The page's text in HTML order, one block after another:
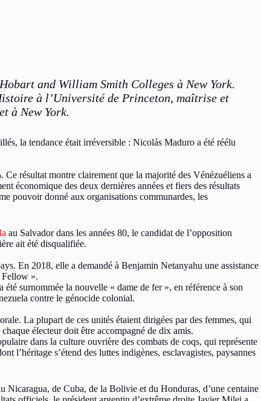
and William Smith Colleges à New York.
à l’Université de Princeton, maîtrise et
à New York.
la tendance était irréversible : Nicolás Maduro a été réélu
résultat montre clairement que la majorité des Vénézuéliens a
économique des deux dernières années et fiers des résultats
pouvoir donné aux organisations communardes, les
au Salvador dans les années 80, le candidat de l’opposition
ait été disqualifiée.
En 2018, elle a demandé à Benjamin Netanyahu une assistance
Fellow ».
surnommée la nouvelle « dame de fer », en référence à son
contre le génocide colonial.
La plupart de ces unités étaient dirigées par des femmes, qui
électeur doit être accompagné de dix amis.
dans la culture ouvrière des combats de coqs, qui représente
l’héritage s’étend des luttes indigènes, esclavagistes, paysannes
Nicaragua, de Cuba, de la Bolivie et du Honduras, d’une centaine